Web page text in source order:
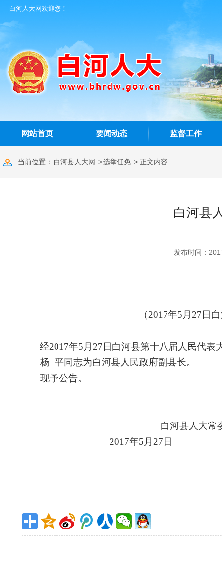
白河人大网欢迎您！
网站首页 要闻动态 监督工作
当前位置： 白河县人大网 >选举任免 > 正文内容
白河县
发布时间：
（2017年5月27日
经2017年5月27日 白河县第十八届人民代表
杨 平同志为白河县人民政府副县长。
现予公告。
白河县人大常
2017年5月27日